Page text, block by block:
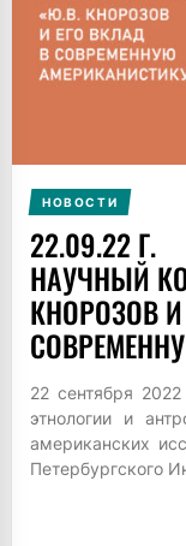
НОВОСТИ
22.09.22 Г.
НАУЧНЫЙ
КНОРОЗОВ
22 сентября
этнологии и
американских
Петербургского